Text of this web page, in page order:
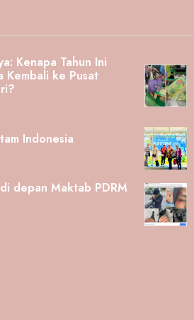
Kenapa Tahun Ini
Kembali ke Pusat
Indonesia
depan Maktab PDRM